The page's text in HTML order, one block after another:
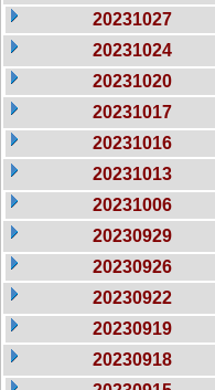
20231027
20231024
20231020
20231017
20231016
20231013
20231006
20230929
20230926
20230922
20230919
20230918